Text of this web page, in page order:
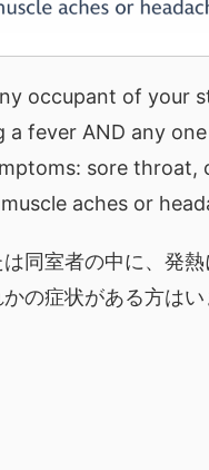
occupant of your
a fever AND any
sore throat,
aches or
同室者の中に、発熱
の症状がある方はい